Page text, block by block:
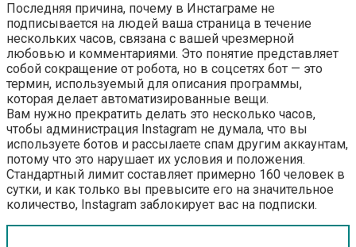
Последняя причина, почему в Инстаграме не
подписывается на людей ваша страница в течение
нескольких часов, связана с вашей чрезмерной
любовью и комментариями. Это понятие представляет
собой сокращение от робота, но в соцсетях бот — это
термин, используемый для описания программы,
которая делает автоматизированные вещи.
Вам нужно прекратить делать это несколько часов,
чтобы администрация Instagram не думала, что вы
используете ботов и рассылаете спам другим аккаунтам,
потому что это нарушает их условия и положения.
Стандартный лимит составляет примерно 160 человек в
сутки, и как только вы превысите его на значительное
количество, Instagram заблокирует вас на подписки.